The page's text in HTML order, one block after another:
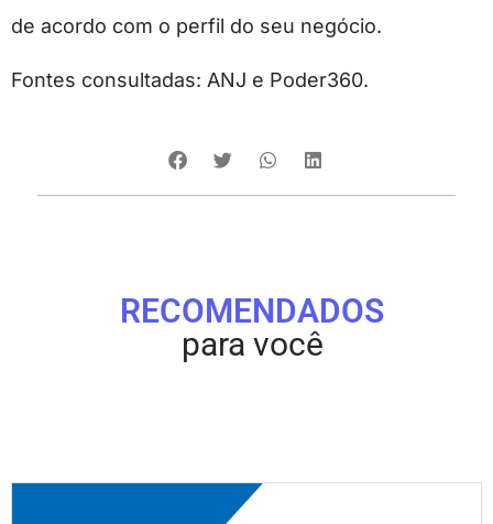
de acordo com o perfil do seu negócio.
Fontes consultadas: ANJ e Poder360.
RECOMENDADOS
para você